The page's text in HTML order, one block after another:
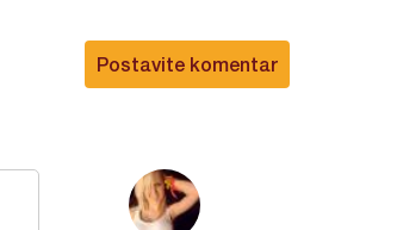
Postavite komentar